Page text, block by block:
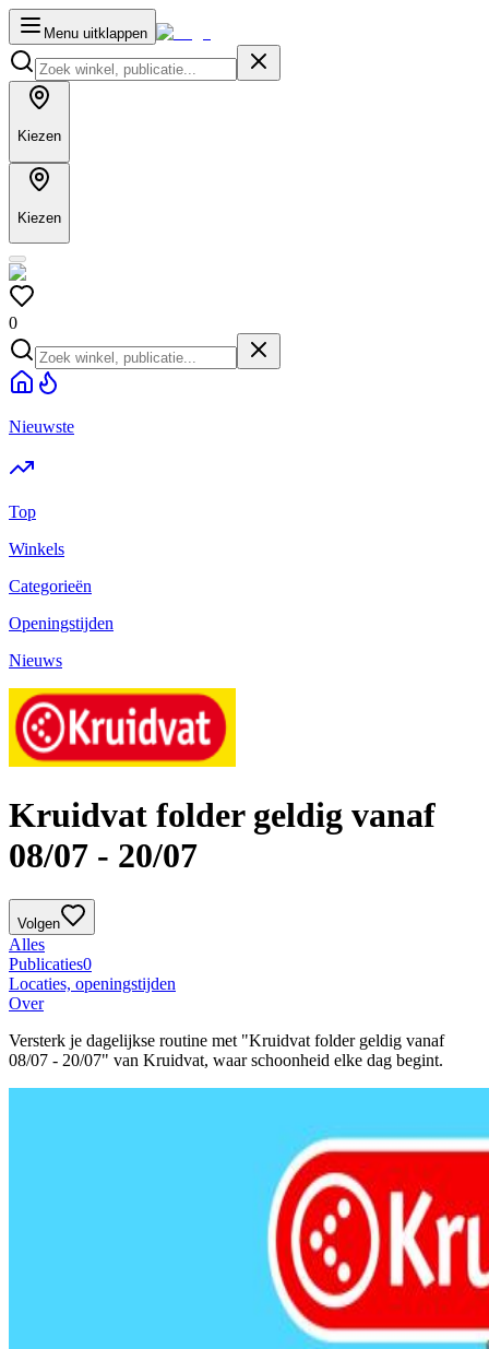
Menu uitklappen
Kiezen
Kiezen
0
Nieuwste
Top
Winkels
Categorieën
Openingstijden
Nieuws
Kruidvat folder geldig vanaf
08/07 - 20/07
Volgen
Alles
Publicaties0
Locaties, openingstijden
Over
Versterk je dagelijkse routine met "Kruidvat folder geldig vanaf
08/07 - 20/07" van Kruidvat, waar schoonheid elke dag begint.